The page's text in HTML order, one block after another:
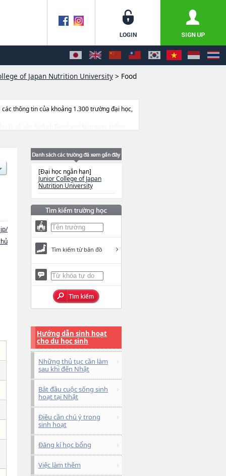
of Japan Nutrition University > Food
các thông tin của khoảng 1.300 trường đại học,
[Đại học ngắn hạn]
Junior College of Japan
Nutrition University
Tìm kiếm từ bản đồ
Hướng dẫn sinh hoạt
cho du học sinh
Những thủ tục cần làm
sau khi đến Nhật
Bắt đầu cuộc sống sinh
hoạt tại Nhật
Điều cần chú ý trong
sinh hoạt
Đăng kí học bổng
Việc làm thêm